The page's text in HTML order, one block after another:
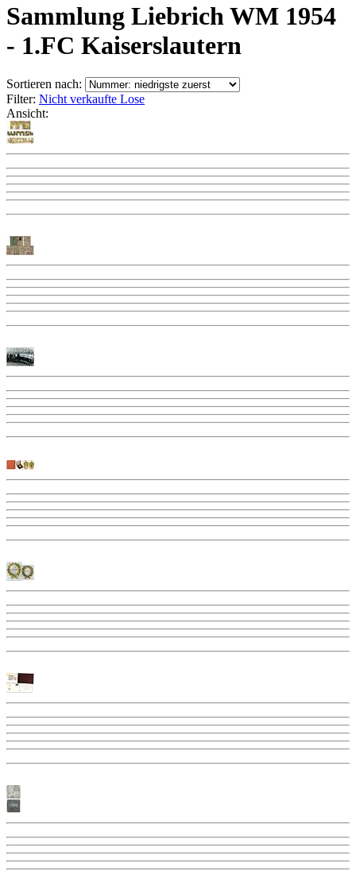
Sammlung Liebrich WM 1954
- 1.FC Kaiserslautern
Sortieren nach:
Filter: Nicht verkaufte Lose
Ansicht: